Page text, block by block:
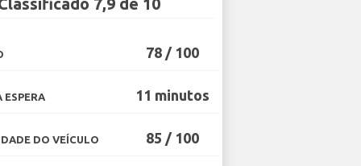
78 / 100
ESPERA 11 minutos
DO VEÍCULO 85 / 100